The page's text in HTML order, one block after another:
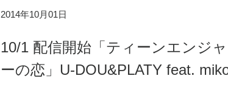
2014年10月01日
10/1 配信開始「ティーンエンジャ
ーの恋」U-DOU&PLATY feat.